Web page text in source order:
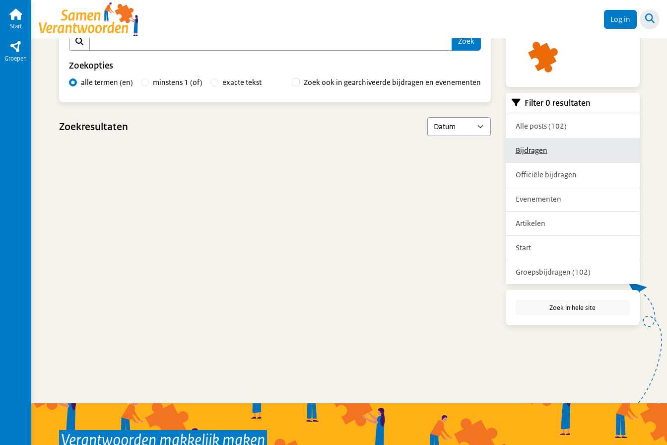
Log in
Start
Groepen
Ketendagen Start
Zoek op inhoud
Zoekopties
alle termen (en) minstens 1 (of) exacte tekst Zoek ook in gearchiveerde bijdragen en evenementen
Zoekresultaten
Filter 0 resultaten
Alle posts (102)
Bijdragen
Officiële bijdragen
Evenementen
Artikelen
Start
Groepsbijdragen (102)
Zoek in hele site
Verantwoorden makkelijk maken